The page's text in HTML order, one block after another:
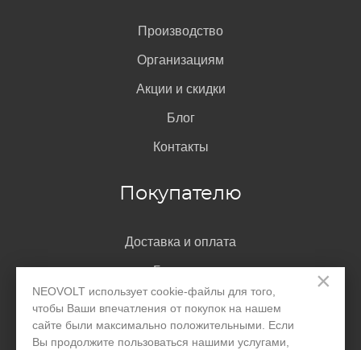
×
NEOVOLT использует cookie-файлы для того,
чтобы Ваши впечатления от покупок на нашем
сайте были максимально положительными. Если
Вы продолжите пользоваться нашими услугами,
Производство
Организациям
Акции и скидки
Блог
Контакты
Покупателю
Доставка и оплата
Гарантия
Помощь
Договор-оферта